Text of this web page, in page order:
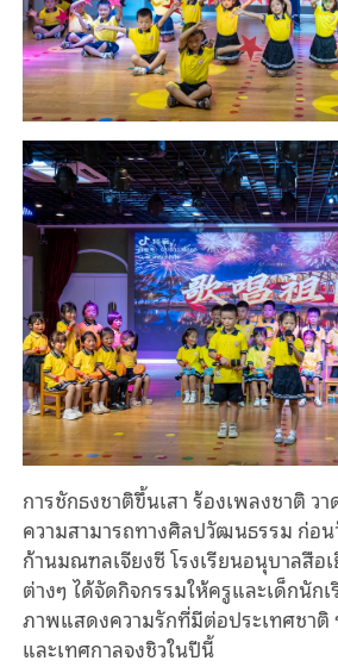
การชักธงชาติขึ้นเสา ร้องเพลงชาติ ว
ความสามารถทางศิลปวัฒนธรรม ก่อ
ก้านมณฑลเจียงซี โรงเรียนอนุบาลสือ
ต่างๆ ได้จัดกิจกรรมให้ครูและเด็กนัก
ภาพแสดงความรักที่มีต่อประเทศชาติ
และเทศกาลจงชิวในปีนี้